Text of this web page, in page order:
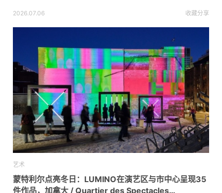
2026.07.06 收藏分享
艺术
蒙特利尔点亮冬日：LUMINO在演艺区与市中心呈现35
件作品，加拿大 / Quartier des Spectacles